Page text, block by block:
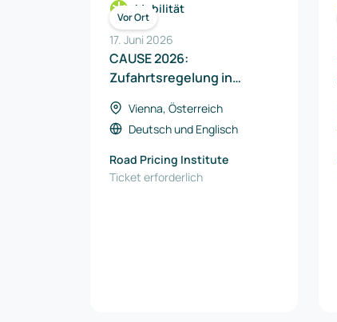
Vor Ort
Mobilität
17. Juni 2026
CAUSE 2026:
Zufahrtsregelung in
Vienna, Österreich
Deutschund Englisch
Road Pricing Institute
Ticket erforderlich